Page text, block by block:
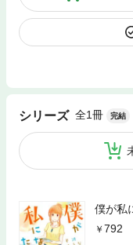
シリーズ 全1冊 完結
僕が私
792